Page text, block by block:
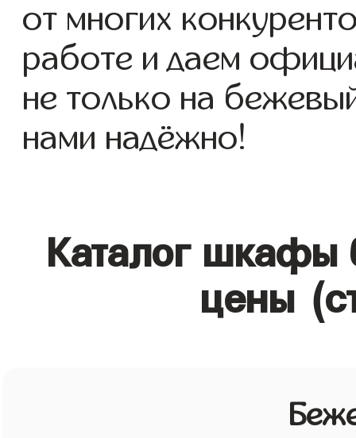
от многих
работе и даем
не только на
нами надёжно!
Каталог шкафы
цены